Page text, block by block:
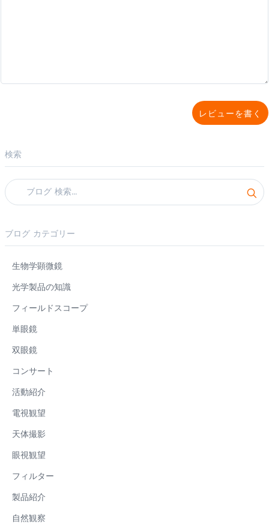
レビューを書く
検索
ブログ カテゴリー
生物学顕微鏡
光学製品の知識
フィールドスコープ
単眼鏡
双眼鏡
コンサート
活動紹介
電視観望
天体撮影
眼視観望
フィルター
製品紹介
自然観察